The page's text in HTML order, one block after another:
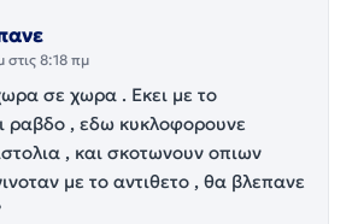
8:18 πμ
σε χωρα . Εκει με το
ραβδο , εδω κυκλοφορουνε
, και σκοτωνουν οπιων
με το αντιθετο , θα βλεπανε